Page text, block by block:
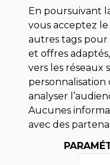
Para scolaire
Histoire
Pochoteque
Pleiade
Droit de
Conditions
Mentions légales
En poursuivant
vous acceptez
autres tags pour
et offres
vers les réseaux
analyser
Aucunes
avec des